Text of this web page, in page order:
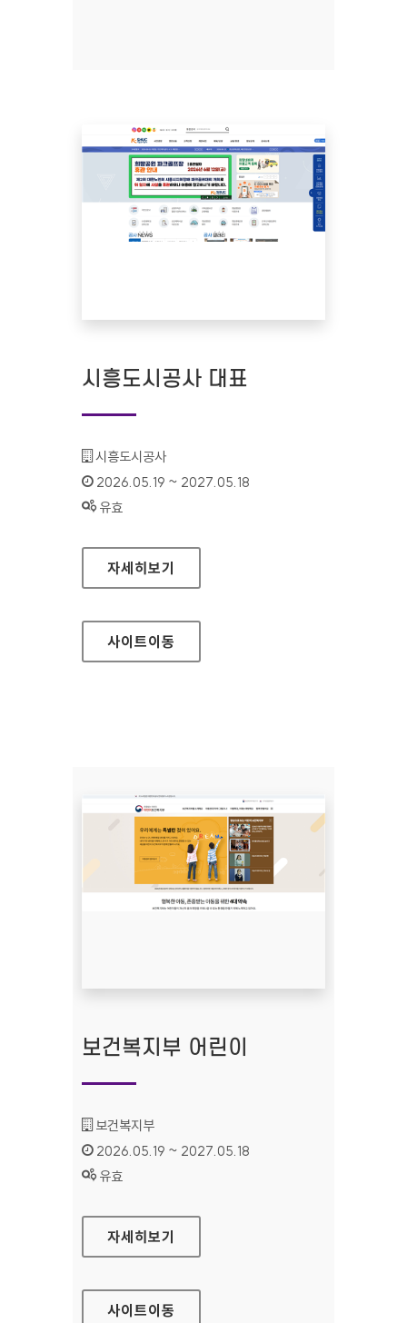
시흥도시공사 대표
기관명 :
시흥도시공사
인증기간 :
2026.05.19 ~ 2027.05.18
상태 :
유효
시흥도시공사 대표
자세히보기
사이트이동
보건복지부 어린이
기관명 :
보건복지부
인증기간 :
2026.05.19 ~ 2027.05.18
상태 :
유효
보건복지부 어린이
자세히보기
사이트이동